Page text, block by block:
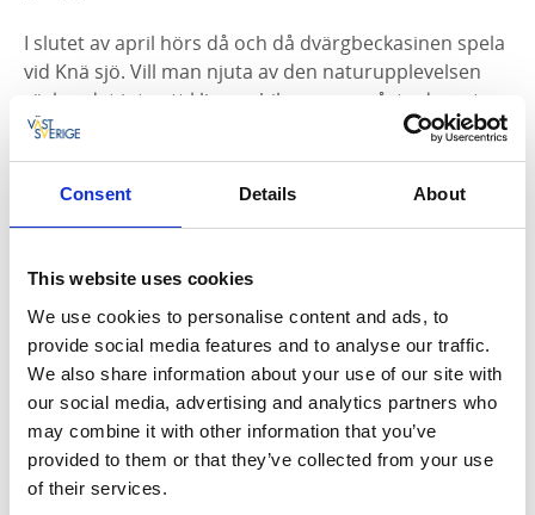
Consent Details About
This website uses cookies
We use cookies to personalise content and ads, to
provide social media features and to analyse our traffic.
We also share information about your use of our site with
our social media, advertising and analytics partners who
may combine it with other information that you’ve
provided to them or that they’ve collected from your use
of their services.
I slutet av april hörs då och då dvärgbeckasinen spela
vid Knä sjö. Vill man njuta av den naturupplevelsen
räcker det inte att kliva ur bilen, man måste dessutom
göra det vid rätt tillfälle och man måste ha tålamod.
Dvärgbeckasinen spelar först efter mörkrets inbrott,
och den ger ifrån sig sitt märkliga, dämpade läte
dvärgbeckasinen mycket väsen av sig. Den lever ett
Dvärgbeckasinen passerar Knä sjö på sin
flyttningsresa till nordligare trakter. Rödbena,
brushane och storspov är andra vadarfåglar som
regelbundet rastar. Sjöns häckfågelfauna bjuder inte
på några rariteter.
Knä sjö har inget formellt naturskydd. Ett fågeltorn
finns vid norra delen av sjön. Den södra delen kan